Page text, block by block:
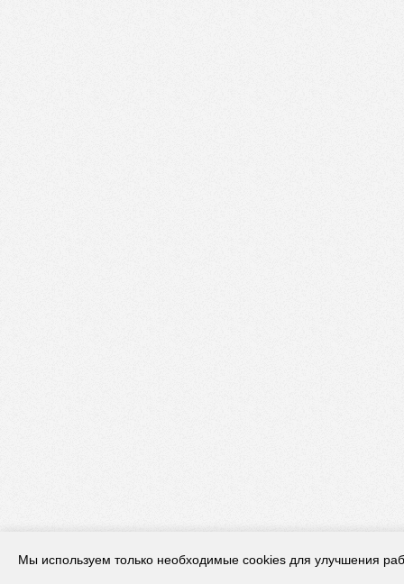
Мы используем только необходимые cookies для улучшения